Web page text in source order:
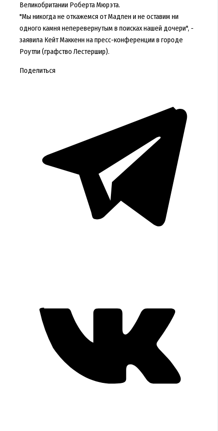
Великобритании Роберта Мюрэта.
"Мы никогда не откажемся от Мадлен и не оставим ни
одного камня неперевернутым в поисках нашей дочери", -
заявила Кейт Маккенн на пресс-конференции в городе
Роутли (графство Лестершир).
Поделиться